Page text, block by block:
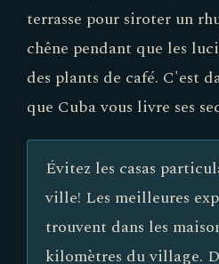
terrasse pour siroter un
chêne pendant que les
des plants de café. C'est
que Cuba vous livre ses
Évitez les casas
ville! Les meilleures
trouvent dans les
kilomètres du village.